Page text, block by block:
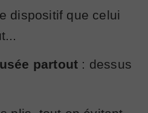
dispositif que celui
partout : dessus